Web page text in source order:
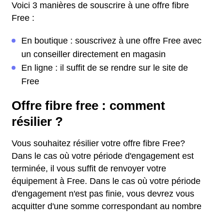
Voici 3 manières de souscrire à une offre fibre
Free :
En boutique : souscrivez à une offre Free avec
un conseiller directement en magasin
En ligne : il suffit de se rendre sur le site de
Free
Offre fibre free : comment
résilier ?
Vous souhaitez résilier votre offre fibre Free?
Dans le cas où votre période d'engagement est
terminée, il vous suffit de renvoyer votre
équipement à Free. Dans le cas où votre période
d'engagement n'est pas finie, vous devrez vous
acquitter d'une somme correspondant au nombre